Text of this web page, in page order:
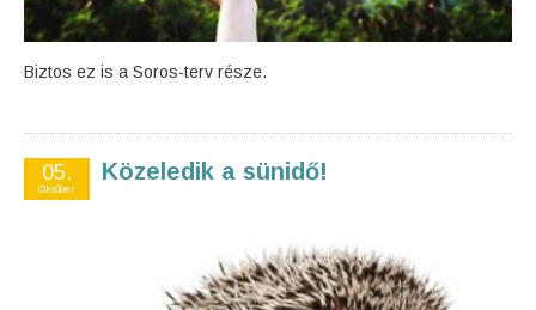
Biztos ez is a Soros-terv része.
05.
Október
Közeledik a sünidő!